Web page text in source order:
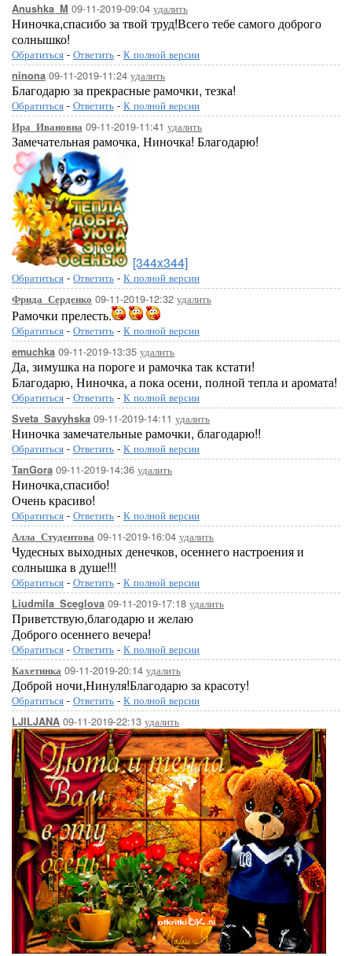
Anushka_M 09-11-2019-09:04 удалить
Ниночка,спасибо за твой труд!Всего тебе самого доброго
солнышко!
Обратиться - Ответить - К полной версии
ninona 09-11-2019-11:24 удалить
Благодарю за прекрасные рамочки, тезка!
Обратиться - Ответить - К полной версии
Ира_Ивановна 09-11-2019-11:41 удалить
Замечательная рамочка, Ниночка! Благодарю!
[344x344]
Обратиться - Ответить - К полной версии
Фрида_Серденко 09-11-2019-12:32 удалить
Рамочки прелесть.
Обратиться - Ответить - К полной версии
emuchka 09-11-2019-13:35 удалить
Да, зимушка на пороге и рамочка так кстати!
Благодарю, Ниночка, а пока осени, полной тепла и аромата!
Обратиться - Ответить - К полной версии
Sveta_Savyhska 09-11-2019-14:11 удалить
Ниночка замечательные рамочки, благодарю!!
Обратиться - Ответить - К полной версии
TanGora 09-11-2019-14:36 удалить
Ниночка,спасибо!
Очень красиво!
Обратиться - Ответить - К полной версии
Алла_Студентова 09-11-2019-16:04 удалить
Чудесных выходных денечков, осеннего настроения и
солнышка в душе!!!
Обратиться - Ответить - К полной версии
Liudmila_Sceglova 09-11-2019-17:18 удалить
Приветствую,благодарю и желаю
Доброго осеннего вечера!
Обратиться - Ответить - К полной версии
Кахетинка 09-11-2019-20:14 удалить
Доброй ночи,Нинуля!Благодарю за красоту!
Обратиться - Ответить - К полной версии
LJILJANA 09-11-2019-22:13 удалить